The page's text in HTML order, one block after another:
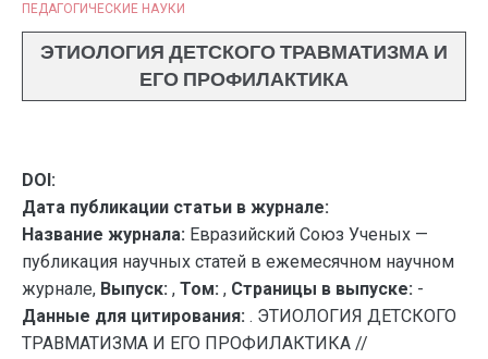
ПЕДАГОГИЧЕСКИЕ НАУКИ
ЭТИОЛОГИЯ ДЕТСКОГО ТРАВМАТИЗМА И
ЕГО ПРОФИЛАКТИКА
DOI:
Дата публикации статьи в журнале:
Название журнала: Евразийский Союз Ученых —
публикация научных статей в ежемесячном научном
журнале, Выпуск: , Том: , Страницы в выпуске: -
Данные для цитирования: . ЭТИОЛОГИЯ ДЕТСКОГО
ТРАВМАТИЗМА И ЕГО ПРОФИЛАКТИКА //